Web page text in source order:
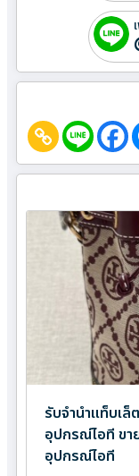
รับจำนำแท็บเล็
อุปกรณ์ไอที ขา
อุปกรณ์ไอที